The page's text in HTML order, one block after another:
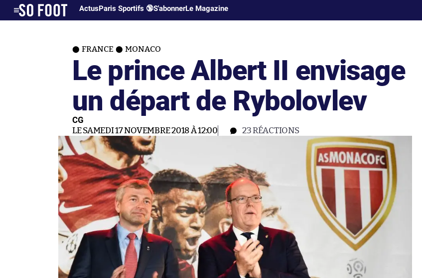
ActusParis Sportifs 🔞S'abonnerLe Magazine
FRANCE MONACO
Le prince Albert II envisage
un départ de Rybolovlev
CG
LE SAMEDI 17 NOVEMBRE 2018 À 12:00 23RÉACTIONS